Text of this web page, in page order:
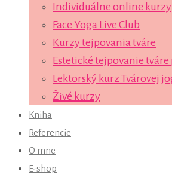
Individuálne online kurzy
Face Yoga Live Club
Kurzy tejpovania tváre
Estetické tejpovanie
Lektorský kurz Tvárovej
Živé kurzy
Kniha
Referencie
O mne
E-shop